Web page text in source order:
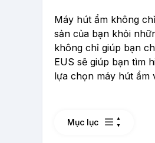
Máy hút ẩm không
sản của bạn khỏi
không chỉ giúp bạn
EUS sẽ giúp bạn tìm
lựa chọn máy hút ẩm
Mục lục